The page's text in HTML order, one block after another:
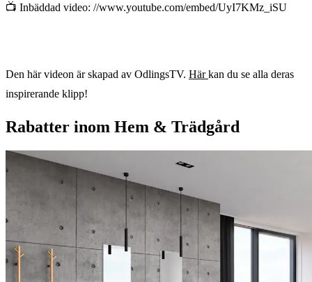
📺 Inbäddad video: //www.youtube.com/embed/UyI7KMz_iSU
Den här videon är skapad av OdlingsTV. Härkan du se alla deras
inspirerande klipp!
Rabatter inom Hem & Trädgård